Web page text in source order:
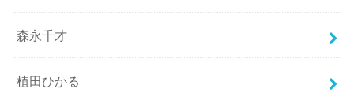
森永千才
植田ひかる